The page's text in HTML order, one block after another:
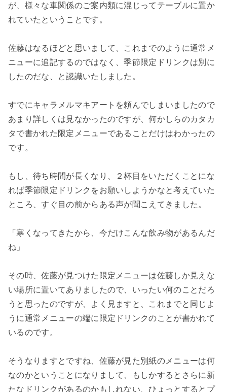
が、様々な車関係のご案内類に混じってテーブルに置か
れていたということです。
佐藤はなるほどと思いまして、これまでのように通常メ
ニューに追記するのではなく、季節限定ドリンクは別に
したのだな、と認識いたしました。
すでにキャラメルマキアートを頼んでしまいましたので
あまり詳しくは見なかったのですが、何かしらのカタカ
タで書かれた限定メニューであることだけはわかったの
です。
もし、待ち時間が長くなり、２杯目をいただくことにな
れば季節限定ドリンクをお願いしようかなと考えていた
ところ、すぐ目の前からある声が聞こえてきました。
「寒くなってきたから、今だけこんな飲み物があるんだ
ね」
その時、佐藤が見つけた限定メニューは佐藤しか見えな
い場所に置いてありましたので、いったい何のことだろ
うと思ったのですが、よく見ますと、これまでと同じよ
うに通常メニューの端に限定ドリンクのことが書かれて
いるのです。
そうなりますとですね、佐藤が見た別紙のメニューは何
なのかということになりまして、もしかするとさらに新
たなドリンクがあるのかもしれない、ひょっとするとプ